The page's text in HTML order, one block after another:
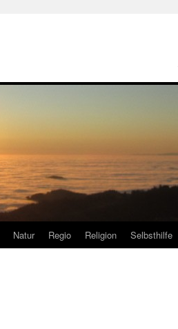
Natur Regio Religion Selbsthilfe